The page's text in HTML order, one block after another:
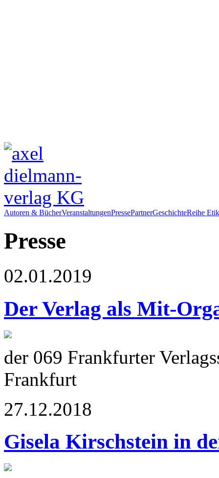
Autoren & BücherVeranstaltungenPressePartnerGeschichteReihe
Presse
02.01.2019
Der Verlag als Mit-
der 069 Frankfurter
Frankfurt
27.12.2018
Gisela Kirschstein in